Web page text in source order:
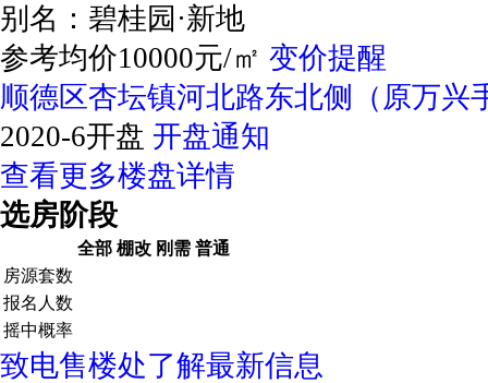
别名： 碧桂园·新地
参考均价10000元/㎡ 变价提醒
顺德区杏坛镇河北路东北侧（原万兴
2020-6开盘 开盘通知
查看更多楼盘详情
选房阶段
全部 棚改 刚需 普通
房源套数
报名人数
摇中概率
致电售楼处了解最新信息